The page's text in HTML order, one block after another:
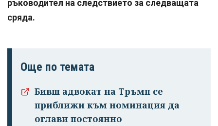
ръководител на следствието за следващата
сряда.
Още по темата
Бивш адвокат на Тръмп се
приближи към номинация да
оглави постоянно